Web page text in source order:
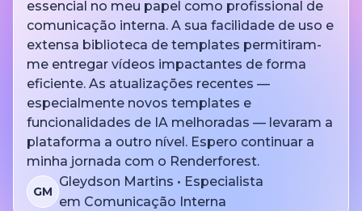
essencial no meu papel como profissional de
comunicação interna. A sua facilidade de uso e
extensa biblioteca de templates permitiram-
me entregar vídeos impactantes de forma
eficiente. As atualizações recentes —
especialmente novos templates e
funcionalidades de IA melhoradas — levaram a
plataforma a outro nível. Espero continuar a
minha jornada com o Renderforest.
GM
Gleydson Martins • Especialista
em Comunicação Interna